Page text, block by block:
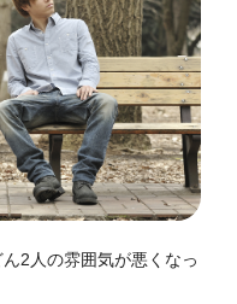
2人の雰囲気が悪くなっ